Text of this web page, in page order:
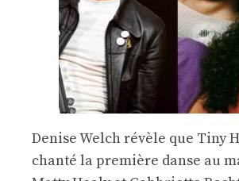
Denise Welch révèle que Tiny
chanté la première danse au